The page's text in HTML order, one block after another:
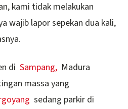
kami tidak melakukan
wajib lapor sepekan dua kali,
di Sampang, Madura
massa yang
sedang parkir di